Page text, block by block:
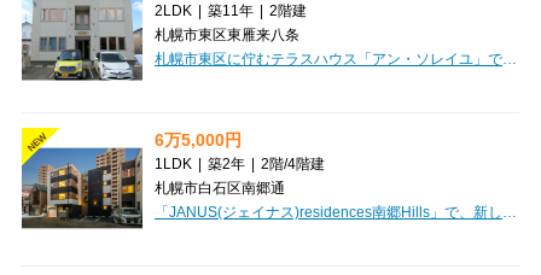
2LDK | 築11年 | 2階建
札幌市東区東雁来八条
NEW 6万5,000円
1LDK | 築2年 | 2階/4階建
札幌市白石区南郷通